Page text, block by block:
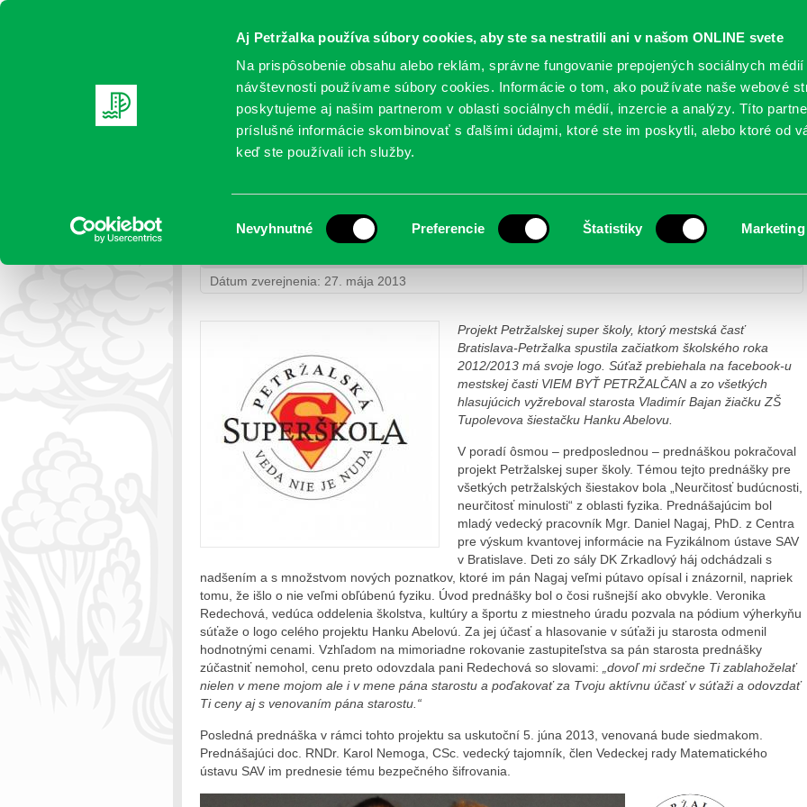
Aj Petržalka používa súbory cookies, aby ste sa nestratili ani v našom ONLINE svete
Na prispôsobenie obsahu alebo reklám, správne fungovanie prepojených sociálnych
návštevnosti používame súbory cookies. Informácie o tom, ako používate naše webové
poskytujeme aj našim partnerom v oblasti sociálnych médií, inzercie a analýzy. Títo
príslušné informácie skombinovať s ďalšími údajmi, ktoré ste im poskytli, alebo ktoré od
keď ste používali ich služby.
súhlasu
Nevyhnutné Preferencie Štatistiky Marketing
Oficiálne stránky
PETRŽALSKÉ
AKTUALITY SAMOSPRÁVA ORGANIZÁCIE OBLASTI NOVINY MAPY TLAČIVÁ
Petržalka ocenila víťazku súťaže hlasovania o logo Petržalskej super školy
Petržalka>Školstvo - články> Petržalská super škola
> Petržalka ocenila víťazku súťaže hlasovania o
Dátum zverejnenia: 27. mája 2013
Projekt Petržalskej super školy, ktorý mestská časť
Bratislava-Petržalka spustila začiatkom školského roka
2012/2013 má svoje logo. Súťaž prebiehala na facebook-u
mestskej časti VIEM BYŤ PETRŽALČAN a zo všetkých
hlasujúcich vyžreboval starosta Vladimír Bajan žiačku ZŠ
Tupolevova šiestačku Hanku Abelovu.
V poradí ôsmou – predposlednou – prednáškou pokračoval
projekt Petržalskej super školy. Témou tejto prednášky pre
všetkých petržalských šiestakov bola „Neurčitosť budúcnosti,
neurčitosť minulosti“ z oblasti fyzika. Prednášajúcim bol
mladý vedecký pracovník Mgr. Daniel Nagaj, PhD. z Centra
pre výskum kvantovej informácie na Fyzikálnom ústave SAV
v Bratislave. Deti zo sály DK Zrkadlový háj odchádzali s
nadšením a s množstvom nových poznatkov, ktoré im pán Nagaj veľmi pútavo opísal i znázornil, napriek
tomu, že išlo o nie veľmi obľúbenú fyziku. Úvod prednášky bol o čosi rušnejší ako obvykle. Veronika
Redechová, vedúca oddelenia školstva, kultúry a športu z miestneho úradu pozvala na pódium výherkyňu
súťaže o logo celého projektu Hanku Abelovú. Za jej účasť a hlasovanie v súťaži ju starosta odmenil
hodnotnými cenami. Vzhľadom na mimoriadne rokovanie zastupiteľstva sa pán starosta prednášky
zúčastniť nemohol, cenu preto odovzdala pani Redechová so slovami:
„dovoľ mi srdečne Ti zablahoželať
nielen v mene mojom ale i v mene pána starostu a poďakovať za Tvoju aktívnu účasť v súťaži a odovzdať
Ti ceny aj s venovaním pána starostu.“
Posledná prednáška v rámci tohto projektu sa uskutoční 5. júna 2013, venovaná bude siedmakom.
Prednášajúci doc. RNDr. Karol Nemoga, CSc. vedecký tajomník, člen Vedeckej rady Matematického
ústavu SAV im prednesie tému bezpečného šifrovania.